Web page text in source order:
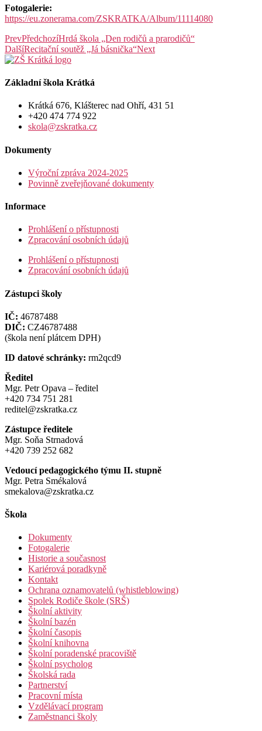
Fotogalerie:
https://eu.zonerama.com/ZSKRATKA/Album/11114080
PrevPředchozíHrdá škola „Den rodičů a prarodičů“
DalšíRecitační soutěž „Já básnička“Next
Základní škola Krátká
Krátká 676, Klášterec nad Ohří, 431 51
+420 474 774 922
skola@zskratka.cz
Dokumenty
Výroční zpráva 2024-2025
Povinně zveřejňované dokumenty
Informace
Prohlášení o přístupnosti
Zpracování osobních údajů
Prohlášení o přístupnosti
Zpracování osobních údajů
Zástupci školy
IČ: 46787488
DIČ: CZ46787488
(škola není plátcem DPH)
ID datové schránky: rm2qcd9
Ředitel
Mgr. Petr Opava – ředitel
+420 734 751 281
reditel@zskratka.cz
Zástupce ředitele
Mgr. Soňa Strnadová
+420 739 252 682
Vedoucí pedagogického týmu II. stupně
Mgr. Petra Smékalová
smekalova@zskratka.cz
Škola
Dokumenty
Fotogalerie
Historie a současnost
Kariérová poradkyně
Kontakt
Ochrana oznamovatelů (whistleblowing)
Spolek Rodiče škole (SRŠ)
Školní aktivity
Školní bazén
Školní časopis
Školní knihovna
Školní poradenské pracoviště
Školní psycholog
Školská rada
Partnerství
Pracovní místa
Vzdělávací program
Zaměstnanci školy